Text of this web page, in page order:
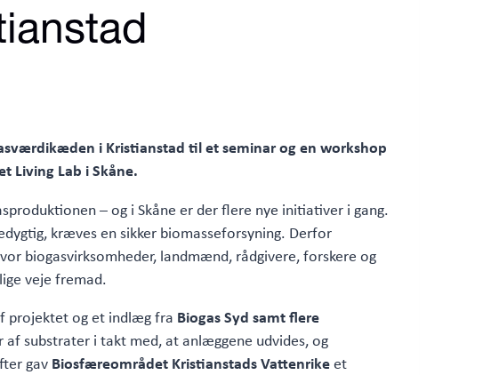
i Kristianstad til et seminar og en workshop
Living Lab i Skåne.
– og i Skåne er der flere nye initiativer i gang.
kræves en sikker biomasseforsyning. Derfor
biogasvirksomheder, landmænd, rådgivere, forskere og
veje fremad.
projektet og et indlæg fra Biogas Syd samt flere
substrater i takt med, at anlæggene udvides, og
gav Biosfæreområdet Kristianstads Vattenrikeet